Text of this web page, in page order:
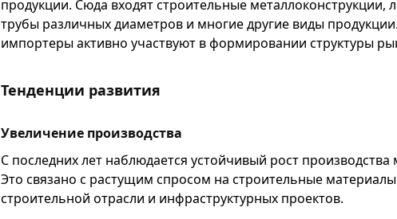
продукции. Сюда входят строительные металлоконструкции,
трубы различных диаметров и многие другие виды
импортеры активно участвуют в формировании структуры
Тенденции развития
Увеличение производства
С последних лет наблюдается устойчивый рост производства
Это связано с растущим спросом на строительные
строительной отрасли и инфраструктурных проектов.